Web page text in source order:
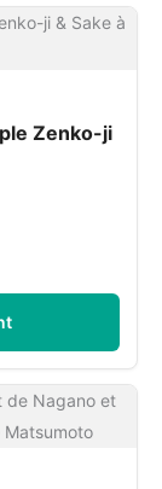
Zenko-ji